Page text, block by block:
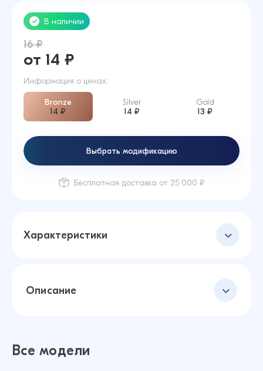
Характеристики
В наличии
16 ₽
от 14 ₽
Информация о ценах:
Bronze
14 ₽
Silver
14 ₽
Gold
13 ₽
Выбрать модификацию
Бесплатная доставка от 25 000 ₽
Описание
Все модели